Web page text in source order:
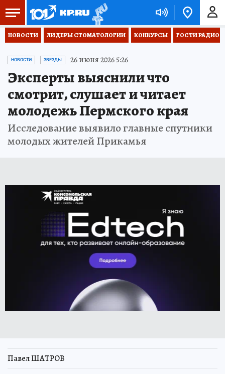
НОВОСТИ ЛИДЕРЫ СТОМАТОЛОГИИ КОНКУРСЫ ГОСТИ РАДИО
НОВОСТИ ЗВЕЗДЫ 26 июня 2026 5:26
Эксперты выяснили что
смотрит, слушает и читает
молодежь Пермского края
Исследование выявило главные спутники
молодых жителей Прикамья
Павел ШАТРОВ